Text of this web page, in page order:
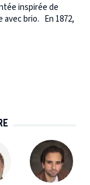
inspirée de
brio. En 1872,